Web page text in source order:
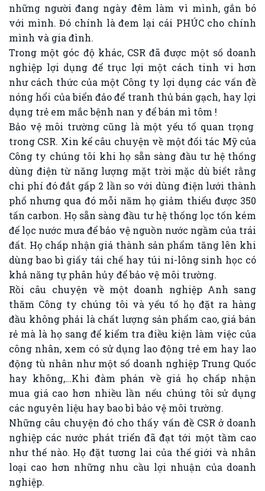
những người đang ngày đêm làm vì mình, gắn bó
với mình. Đó chính là đem lại cái PHÚC cho chính
mình và gia đình.
Trong một góc độ khác, CSR đã được một số doanh
nghiệp lợi dụng để trục lợi một cách tinh vi hơn
như cách thức của một Công ty lợi dụng các vấn đề
nóng hổi của biển đảo để tranh thủ bán gạch, hay lợi
dụng trẻ em mắc bệnh nan y để bán mì tôm !
Bảo vệ môi trường cũng là một yếu tố quan trọng
trong CSR. Xin kể câu chuyện về một đối tác Mỹ của
Công ty chúng tôi khi họ sẵn sàng đầu tư hệ thống
dùng điện từ năng lượng mặt trời mặc dù biết rằng
chi phí đó đắt gấp 2 lần so với dùng điện lưới thành
phố nhưng qua đó mỗi năm họ giảm thiểu được 350
tấn carbon. Họ sẵn sàng đầu tư hệ thống lọc tốn kém
để lọc nước mưa để bảo vệ nguồn nước ngầm của trái
đất. Họ chấp nhận giá thành sản phẩm tăng lên khi
dùng bao bì giấy tái chế hay túi ni-lông sinh học có
khả năng tự phân hủy để bảo vệ môi trường.
Rồi câu chuyện về một doanh nghiệp Anh sang
thăm Công ty chúng tôi và yếu tố họ đặt ra hàng
đầu không phải là chất lượng sản phẩm cao, giá bán
rẻ mà là họ sang để kiểm tra điều kiện làm việc của
công nhân, xem có sử dụng lao động trẻ em hay lao
động tù nhân như một số doanh nghiệp Trung Quốc
hay không,…Khi đàm phán về giá họ chấp nhận
mua giá cao hơn nhiều lần nếu chúng tôi sử dụng
các nguyên liệu hay bao bì bảo vệ môi trường.
Những câu chuyện đó cho thấy vấn đề CSR ở doanh
nghiệp các nước phát triển đã đạt tới một tầm cao
như thế nào. Họ đặt tương lai của thế giới và nhân
loại cao hơn những nhu cầu lợi nhuận của doanh
nghiệp.